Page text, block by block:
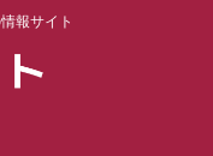
報サイト